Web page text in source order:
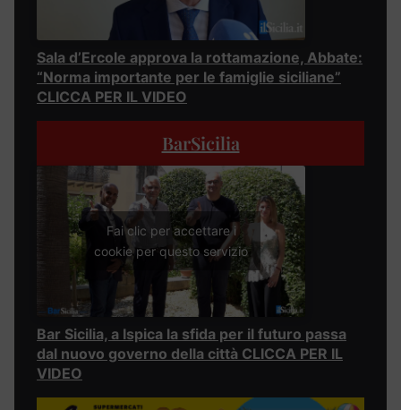
Sala d’Ercole approva la rottamazione, Abbate:
“Norma importante per le famiglie siciliane”
CLICCA PER IL VIDEO
BarSicilia
Fai clic per accettare i
cookie per questo servizio
Bar Sicilia, a Ispica la sfida per il futuro passa
dal nuovo governo della città CLICCA PER IL
VIDEO